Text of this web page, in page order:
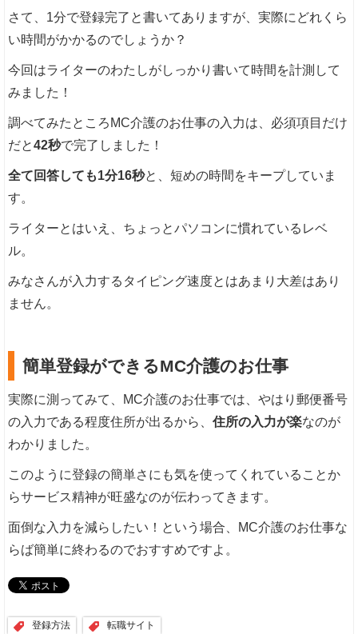
さて、1分で登録完了と書いてありますが、実際にどれくら
い時間がかかるのでしょうか？
今回はライターのわたしがしっかり書いて時間を計測して
みました！
調べてみたところMC介護のお仕事の入力は、必須項目だけ
だと42秒で完了しました！
全て回答しても1分16秒と、短めの時間をキープしていま
す。
ライターとはいえ、ちょっとパソコンに慣れているレベ
ル。
みなさんが入力するタイピング速度とはあまり大差はあり
ません。
簡単登録ができるMC介護のお仕事
実際に測ってみて、MC介護のお仕事では、やはり郵便番号
の入力である程度住所が出るから、住所の入力が楽なのが
わかりました。
このように登録の簡単さにも気を使ってくれていることか
らサービス精神が旺盛なのが伝わってきます。
面倒な入力を減らしたい！という場合、MC介護のお仕事な
らば簡単に終わるのでおすすめですよ。
登録方法 転職サイト